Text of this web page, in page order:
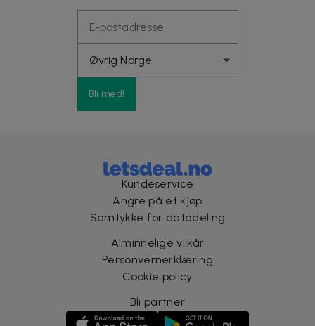
Bli med!
Kundeservice
Angre på et kjøp
Samtykke for datadeling
Alminnelige vilkår
Personvernerklæring
Cookie policy
Bli partner